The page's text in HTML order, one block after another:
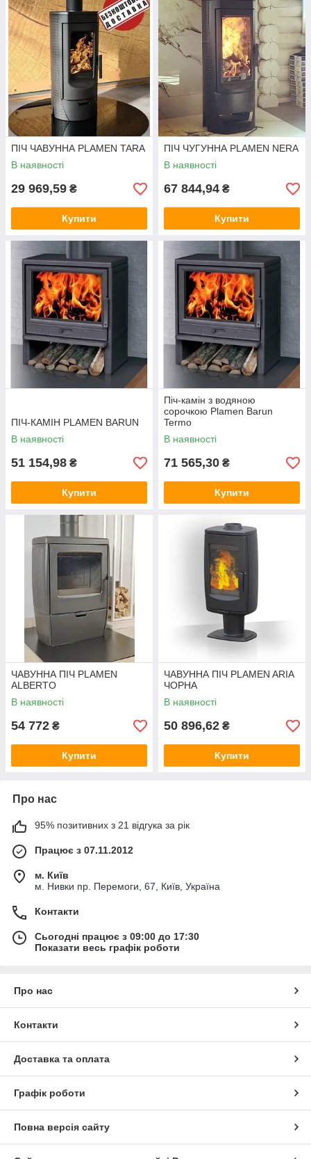
ПІЧ ЧАВУННА PLAMEN TARA
В наявності
29 969,59 ₴
Купити
ПІЧ ЧУГУННА PLAMEN NERA
В наявності
67 844,94 ₴
Купити
ПІЧ-КАМІН PLAMEN BARUN
В наявності
51 154,98 ₴
Купити
Піч-камін з водяною
сорочкою Plamen Barun
Termo
В наявності
71 565,30 ₴
Купити
ЧАВУННА ПІЧ PLAMEN
ALBERTO
В наявності
54 772 ₴
Купити
ЧАВУННА ПІЧ PLAMEN ARIA
ЧОРНА
В наявності
50 896,62 ₴
Купити
Про нас
95% позитивних з 21 відгука за рік
Працює з 07.11.2012
м. Київ
м. Нивки пр. Перемоги, 67, Київ, Україна
Контакти
Сьогодні працює з 09:00 до 17:30
Показати весь графік роботи
Про нас
Контакти
Доставка та оплата
Графік роботи
Повна версія сайту